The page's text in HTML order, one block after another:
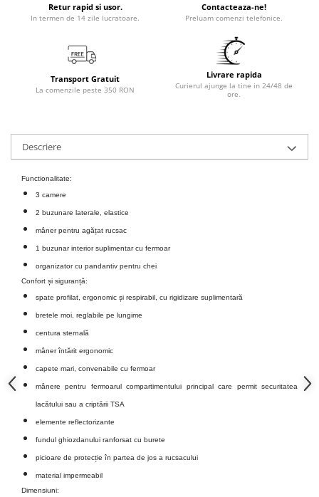
Retur rapid si usor.
In termen de 14 zile lucratoare.
Contacteaza-ne!
Preluam comenzi telefonice.
Transport Gratuit
La comenzile peste 350 RON
Livrare rapida
Curierul ajunge la tine in 24/48 de
ore.
Descriere
Functionalitate:
3 camere
2 buzunare laterale, elastice
mâner pentru agățat rucsac
1 buzunar interior suplimentar cu fermoar
organizator cu pandantiv pentru chei
Confort și siguranță:
spate profilat, ergonomic și respirabil, cu rigidizare suplimentară
bretele moi, reglabile pe lungime
centura sternală
mâner întărit ergonomic
capete mari, convenabile cu fermoar
mânere pentru fermoarul compartimentului principal care permit securitatea
lacătului sau a criptării TSA
elemente reflectorizante
fundul ghiozdanului ranforsat cu burete
picioare de protecție în partea de jos a rucsacului
material impermeabil
Dimensiuni: